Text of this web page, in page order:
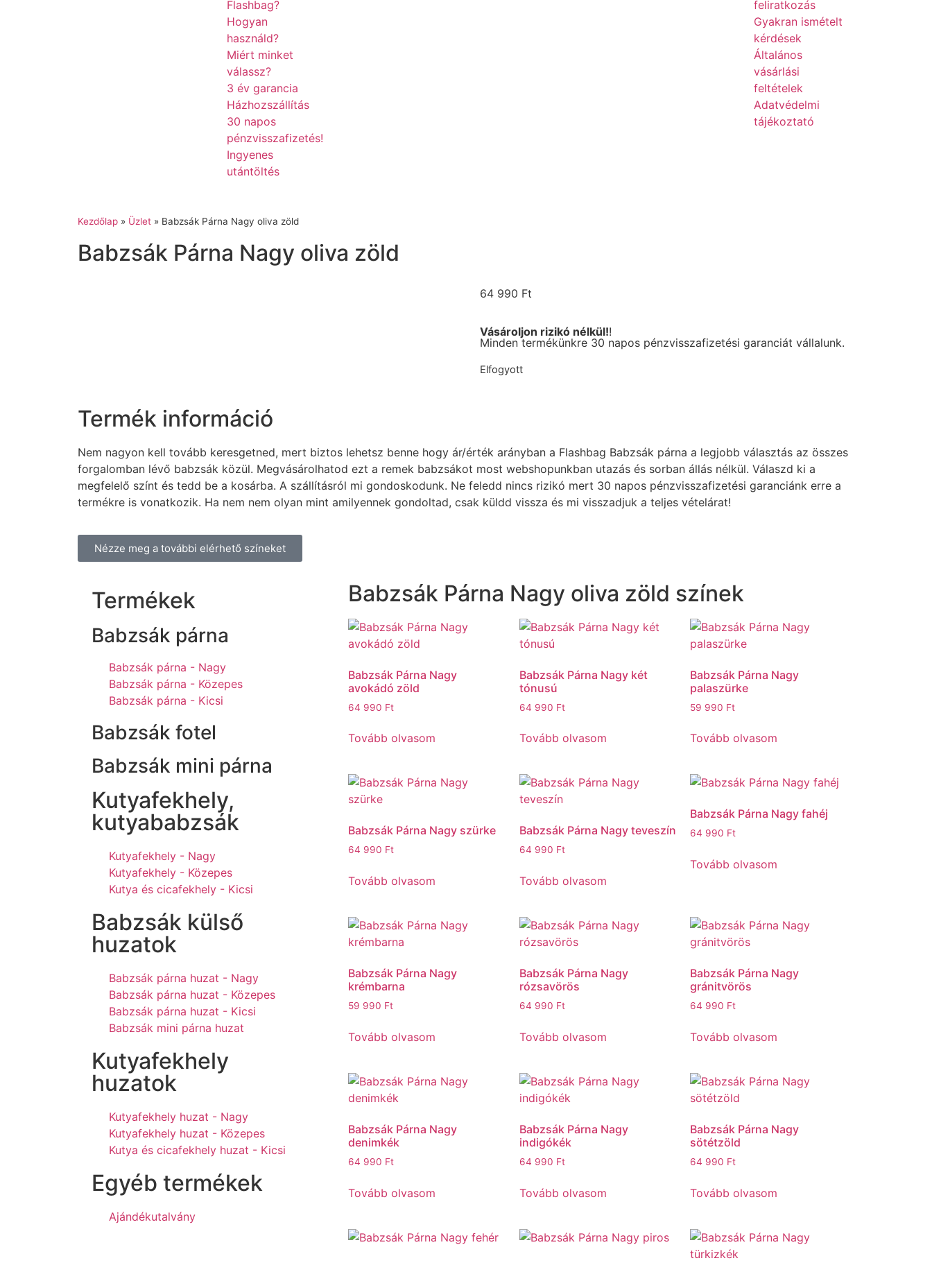
Flashbag?
Hogyan
használd?
Miért minket
válassz?
3 év garancia
Házhozszállítás
30 napos
pénzvisszafizetés!
Ingyenes
utántöltés
feliratkozás
Gyakran ismételt
kérdések
Általános
vásárlási
feltételek
Adatvédelmi
tájékoztató
Kezdőlap » Üzlet » Babzsák Párna Nagy oliva zöld
Babzsák Párna Nagy oliva zöld
64 990 Ft
Vásároljon rizikó nélkül!!
Minden termékünkre 30 napos pénzvisszafizetési garanciát vállalunk.
Elfogyott
Termék információ
Nem nagyon kell tovább keresgetned, mert biztos lehetsz benne hogy ár/érték arányban a Flashbag Babzsák párna a legjobb választás az összes
forgalomban lévő babzsák közül. Megvásárolhatod ezt a remek babzsákot most webshopunkban utazás és sorban állás nélkül. Válaszd ki a
megfelelő színt és tedd be a kosárba. A szállításról mi gondoskodunk. Ne feledd nincs rizikó mert 30 napos pénzvisszafizetési garanciánk erre a
termékre is vonatkozik. Ha nem nem olyan mint amilyennek gondoltad, csak küldd vissza és mi visszadjuk a teljes vételárat!
Nézze meg a további elérhető színeket
Termékek
Babzsák párna
Babzsák párna - Nagy
Babzsák párna - Közepes
Babzsák párna - Kicsi
Babzsák fotel
Babzsák mini párna
Kutyafekhely,
kutyababzsák
Kutyafekhely - Nagy
Kutyafekhely - Közepes
Kutya és cicafekhely - Kicsi
Babzsák külső
huzatok
Babzsák párna huzat - Nagy
Babzsák párna huzat - Közepes
Babzsák párna huzat - Kicsi
Babzsák mini párna huzat
Kutyafekhely
huzatok
Kutyafekhely huzat - Nagy
Kutyafekhely huzat - Közepes
Kutya és cicafekhely huzat - Kicsi
Egyéb termékek
Ajándékutalvány
Babzsák Párna Nagy oliva zöld színek
Babzsák Párna Nagy
avokádó zöld
64 990 Ft
Tovább olvasom
Babzsák Párna Nagy két
tónusú
64 990 Ft
Tovább olvasom
Babzsák Párna Nagy
palaszürke
59 990 Ft
Tovább olvasom
Babzsák Párna Nagy szürke
64 990 Ft
Tovább olvasom
Babzsák Párna Nagy teveszín
64 990 Ft
Tovább olvasom
Babzsák Párna Nagy fahéj
64 990 Ft
Tovább olvasom
Babzsák Párna Nagy
krémbarna
59 990 Ft
Tovább olvasom
Babzsák Párna Nagy
rózsavörös
64 990 Ft
Tovább olvasom
Babzsák Párna Nagy
gránitvörös
64 990 Ft
Tovább olvasom
Babzsák Párna Nagy
denimkék
64 990 Ft
Tovább olvasom
Babzsák Párna Nagy
indigókék
64 990 Ft
Tovább olvasom
Babzsák Párna Nagy
sötétzöld
64 990 Ft
Tovább olvasom